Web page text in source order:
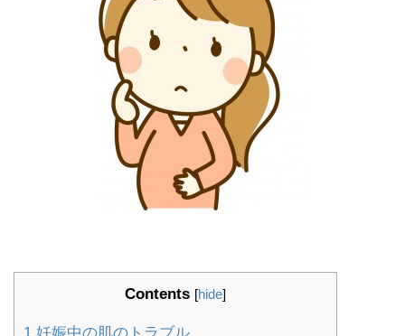
Contents [hide]